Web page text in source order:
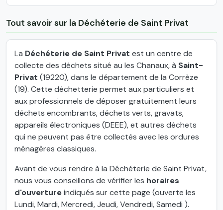
Tout savoir sur la Déchéterie de Saint Privat
La Déchéterie de Saint Privat est un centre de
collecte des déchets situé au les Chanaux, à Saint-
Privat (19220), dans le département de la Corrèze
(19). Cette déchetterie permet aux particuliers et
aux professionnels de déposer gratuitement leurs
déchets encombrants, déchets verts, gravats,
appareils électroniques (DEEE), et autres déchets
qui ne peuvent pas être collectés avec les ordures
ménagères classiques.
Avant de vous rendre à la Déchéterie de Saint Privat,
nous vous conseillons de vérifier les horaires
d'ouvertureindiqués sur cette page (ouverte les
Lundi, Mardi, Mercredi, Jeudi, Vendredi, Samedi ).